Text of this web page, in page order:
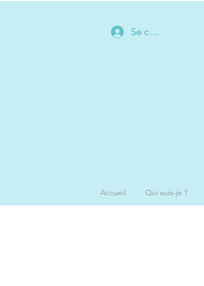
Se connecter
Accueil Qui suis-je ?